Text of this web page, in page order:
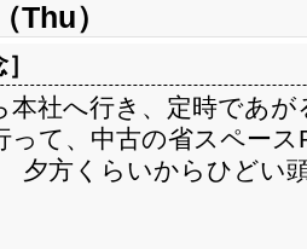
Thu）
］
本社へ行き、定時であ
って、中古の省スペー
夕方くらいからひどい